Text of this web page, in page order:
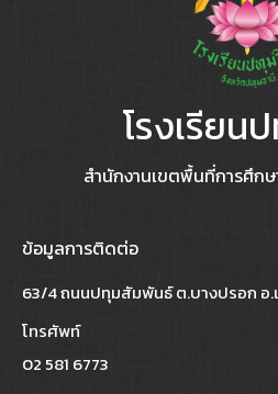
โรงเรียน
สำนักงานเขตพื้นที่การศึก
ข้อมูลการติดต่อ
63/4 ถนนปทุมสัมพันธ์ ต.บางปรอก อ.
โทรศัพท์
02 581 6773